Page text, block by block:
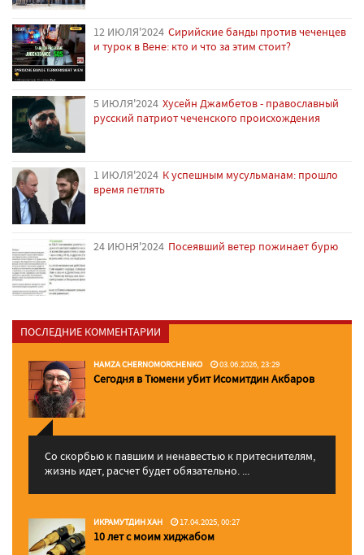
12 ИЮЛЯ'2024 Сирийские банды против чеченцев
и турок в Вене: кто и что за этим стоит?
5 ИЮЛЯ'2024 Хусейн Джамбетов - православный
русский патриот чеченского происхождения
1 ИЮЛЯ'2024 К успешным мусульманам: прошло
время петлять
24 ИЮНЯ'2024 Посеявший ветер пожинает бурю
ПОСЛЕДНИЕ КОММЕНТАРИИ
HAMZA CHERNOMORCHENKO 03.06.2026, 23:29
Сегодня в Тюмени убит Исомитдин Акбаров
Со скорбью к павшим и ненавестью к притеснителям,
жизнь идет, расчет будет обязательно. ...
ИКРАМУТДИН ХАН 17.04.2025, 00:27
10 лет с моим хиджабом